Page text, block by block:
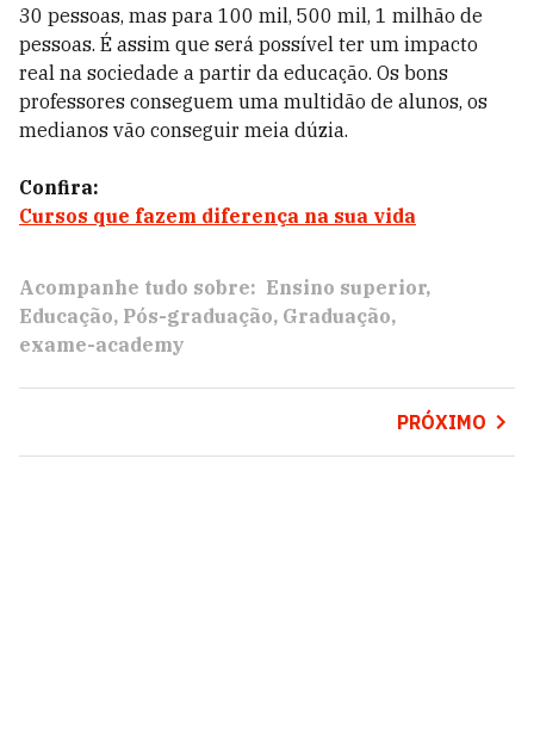
30 pessoas, mas para 100 mil, 500 mil, 1 milhão de
pessoas. É assim que será possível ter um impacto
real na sociedade a partir da educação. Os bons
professores conseguem uma multidão de alunos, os
medianos vão conseguir meia dúzia.
Confira:
Cursos que fazem diferença na sua vida
Acompanhe tudo sobre: Ensino superior
Educação Pós-graduação Graduação
exame-academy
PRÓXIMO